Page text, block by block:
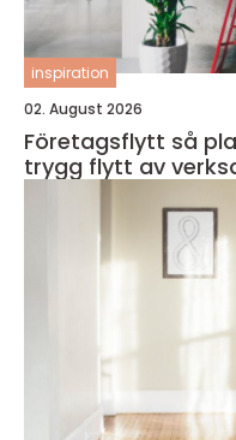
inspiration
02. August 2026
Företagsflytt så planerar du en smidig och
trygg flytt av